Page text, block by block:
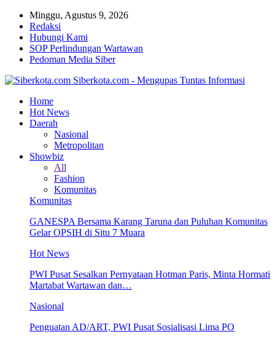
Minggu, Agustus 9, 2026
Redaksi
Hubungi Kami
SOP Perlindungan Wartawan
Pedoman Media Siber
Siberkota.com - Mengupas Tuntas Informasi
Home
Hot News
Daerah
Nasional
Metropolitan
Showbiz
All
Fashion
Komunitas
Komunitas
GANESPA Bersama Karang Taruna dan Puluhan Komunitas
Gelar OPSIH di Situ 7 Muara
Hot News
PWI Pusat Sesalkan Pernyataan Hotman Paris, Minta Hormati
Martabat Wartawan dan…
Nasional
Penguatan AD/ART, PWI Pusat Sosialisasi Lima PO